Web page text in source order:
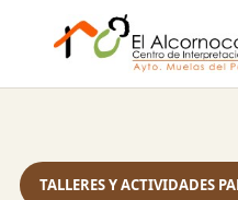
TALLERES Y ACTIVIDADES